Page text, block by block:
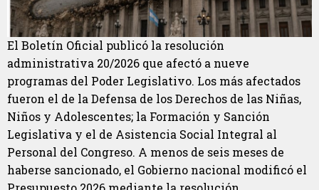
El Boletín Oficial publicó la resolución
administrativa 20/2026 que afectó a nueve
programas del Poder Legislativo. Los más afectados
fueron el de la Defensa de los Derechos de las Niñas,
Niños y Adolescentes; la Formación y Sanción
Legislativa y el de Asistencia Social Integral al
Personal del Congreso. A menos de seis meses de
haberse sancionado, el Gobierno nacional modificó el